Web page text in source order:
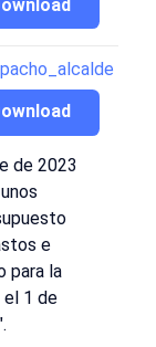
de 2023
e
para la
el 1 de